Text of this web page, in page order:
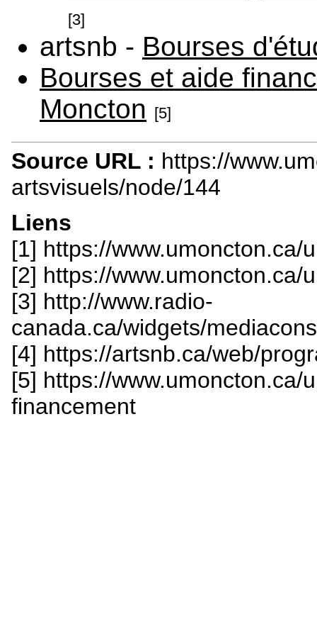
[3]
artsnb - Bourses
Bourses et aide
Moncton [5]
Source URL : https://
artsvisuels/node/144
Liens
[1] https://www.umoncton.ca/
[2] https://www.umoncton.ca/
[3] http://www.radio-
canada.ca/widgets/
[4] https://artsnb.ca/web/
[5] https://www.umoncton.ca/
financement